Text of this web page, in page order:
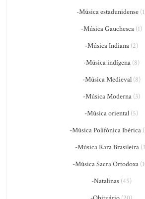
-Música estadunidense
-Música Gauchesca(1)
-Música Indiana(2)
-Música indígena(8)
-Música Medieval(8)
-Música Moderna(3)
-Música oriental (5)
-Música Polifônica Ibérica
-Música Rara Brasileira
-Música Sacra Ortodoxa
-Natalinas(45)